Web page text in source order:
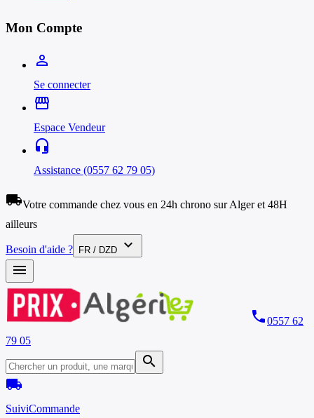
Mon Compte
person_outline
Se connecter
storefront
Espace Vendeur
headset_mic
Assistance (0557 62 79 05)
local_shippingVotre commande chez vous en 24h chrono sur Alger et 48H
ailleurs
Besoin d'aide ? FR / DZD
expand_more
menu
phone0557 62
79 05
search
local_shipping
SuiviCommande